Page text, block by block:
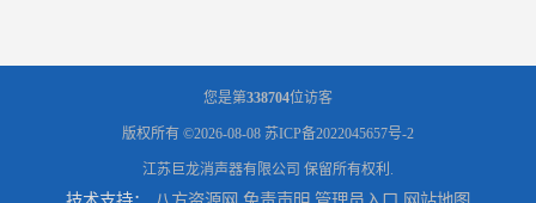
您是第338704位访客
版权所有 ©2026-08-08 苏ICP备2022045657号-2
江苏巨龙消声器有限公司 保留所有权利.